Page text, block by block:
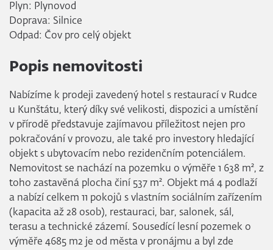
Plyn: Plynovod
Doprava: Silnice
Odpad: Čov pro celý objekt
Popis nemovitosti
Nabízíme k prodeji zavedený hotel s restaurací v Rudce
u Kunštátu, který díky své velikosti, dispozici a umístění
v přírodě představuje zajímavou příležitost nejen pro
pokračování v provozu, ale také pro investory hledající
objekt s ubytovacím nebo rezidenčním potenciálem.
Nemovitost se nachází na pozemku o výměře 1 638 m², z
toho zastavěná plocha činí 537 m². Objekt má 4 podlaží
a nabízí celkem 11 pokojů s vlastním sociálním zařízením
(kapacita až 28 osob), restauraci, bar, salonek, sál,
terasu a technické zázemí. Sousedící lesní pozemek o
výměře 4685 m2 je od města v pronájmu a byl zde